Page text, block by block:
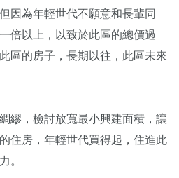
因為年輕世代不願意和長輩同
倍以上，以致於此區的總價過
區的房子，長期以往，此區未來
繆，檢討放寬最小興建面積，讓
住房，年輕世代買得起，住進此
。